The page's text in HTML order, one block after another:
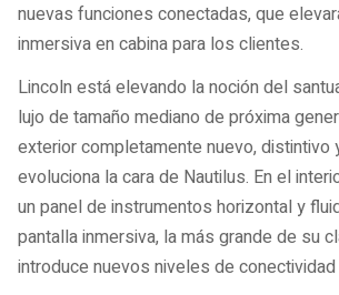
nuevas funciones conectadas, que
inmersiva en cabina para los clientes.
Lincoln está elevando la noción del
lujo de tamaño mediano de próxima
exterior completamente nuevo, distintivo
evoluciona la cara de Nautilus. En el
un panel de instrumentos horizontal y
pantalla inmersiva, la más grande de su
introduce nuevos niveles de